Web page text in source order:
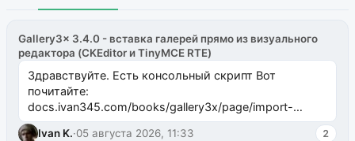
Gallery3x 3.4.0 - вставка галерей прямо из визуального
редактора (CKEditor и TinyMCE RTE)
Здравствуйте. Есть консольный скрипт Вот
почитайте:
docs.ivan345.com/books/gallery3x/page/import-
ms2galleryphp
Ivan K.·05 августа 2026, 11:33 2